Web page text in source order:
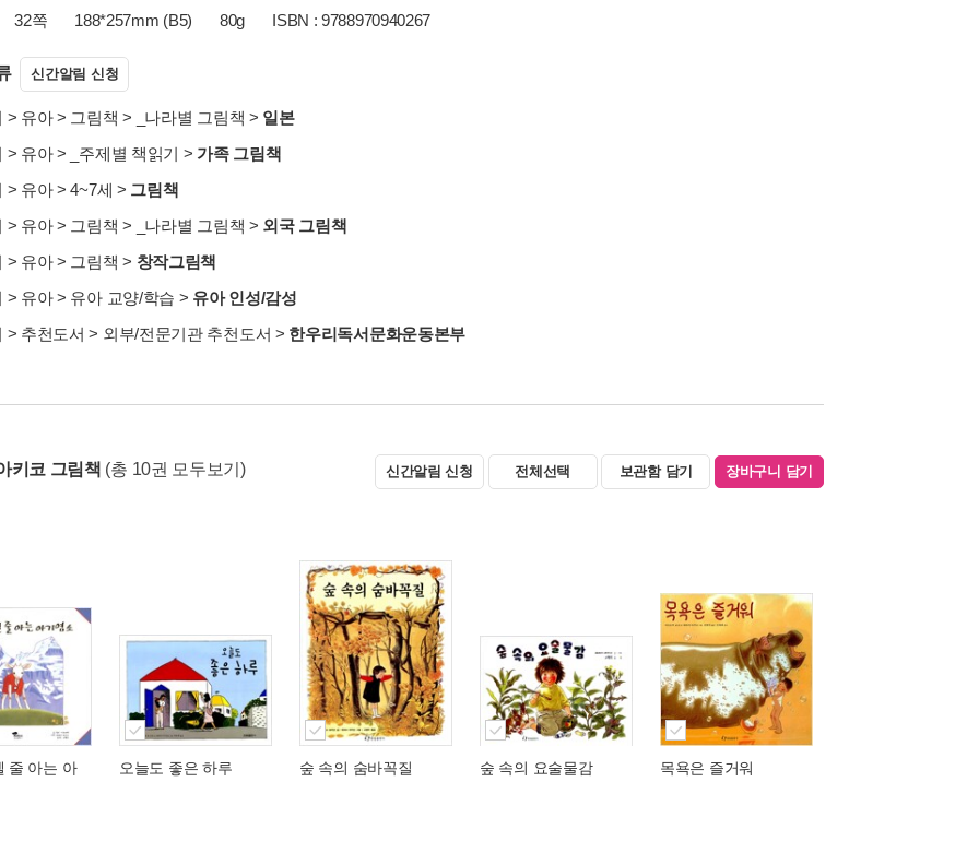
32쪽 188*257mm (B5) 80g ISBN : 9788970940267
신간알림 신청
> 유아> 그림책 > _나라별 그림책 > 일본
> 유아> _주제별 책읽기 > 가족 그림책
> 유아>4~7세 > 그림책
> 유아> 그림책 > _나라별 그림책 > 외국 그림책
> 유아> 그림책 > 창작그림책
> 유아> 유아 교양/학습 > 유아 인성/감성
> 추천도서 > 외부/전문기관 추천도서 > 한우리독서문화운동본부
키코 그림책 (총 10권 모두보기) 신간알림 신청 전체선택 보관함 담기 장바구니 담기
줄 아는 아 오늘도 좋은 하루 숲 속의 숨바꼭질 숲 속의 요술물감 목욕은 즐거워